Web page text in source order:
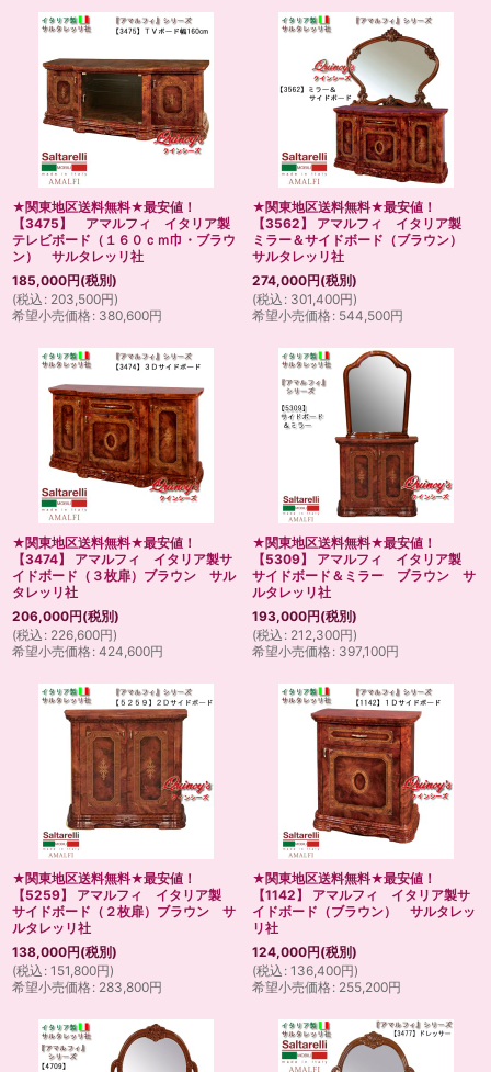
★関東地区送料無料★最安値！
【3475】 アマルフィ イタリア製
テレビボード（１６０ｃｍ巾・ブラウ
ン） サルタレッリ社
185,000円(税別)
(税込 : 203,500円)
希望小売価格: 380,600円
★関東地区送料無料★最安値！
【3562】 アマルフィ イタリア製
ミラー＆サイドボード（ブラウン）
サルタレッリ社
274,000円(税別)
(税込 : 301,400円)
希望小売価格: 544,500円
★関東地区送料無料★最安値！
【3474】 アマルフィ イタリア製サ
イドボード（３枚扉）ブラウン サル
タレッリ社
206,000円(税別)
(税込 : 226,600円)
希望小売価格: 424,600円
★関東地区送料無料★最安値！
【5309】 アマルフィ イタリア製
サイドボード＆ミラー ブラウン サ
ルタレッリ社
193,000円(税別)
(税込 : 212,300円)
希望小売価格: 397,100円
★関東地区送料無料★最安値！
【5259】 アマルフィ イタリア製
サイドボード（２枚扉）ブラウン サ
ルタレッリ社
138,000円(税別)
(税込 : 151,800円)
希望小売価格: 283,800円
★関東地区送料無料★最安値！
【1142】 アマルフィ イタリア製サ
イドボード（ブラウン） サルタレッ
リ社
124,000円(税別)
(税込 : 136,400円)
希望小売価格: 255,200円